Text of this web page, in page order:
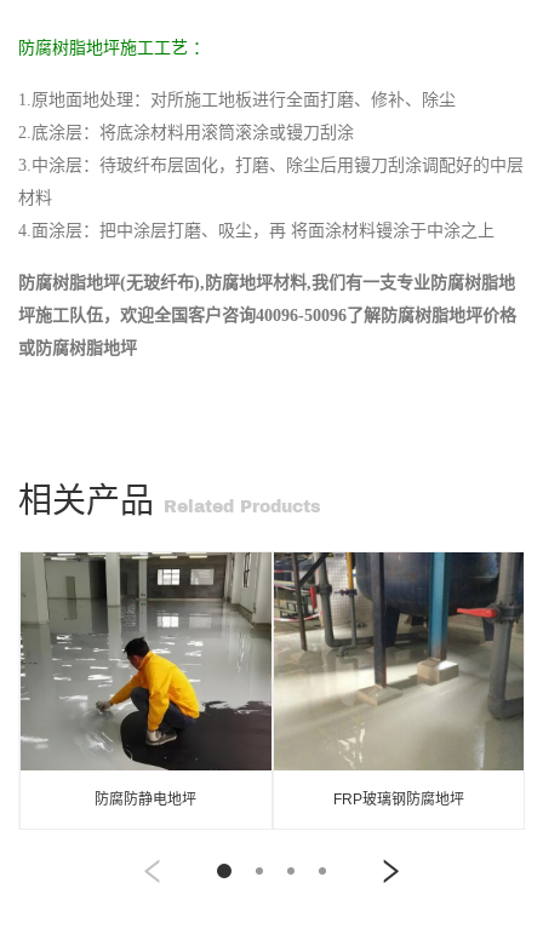
防腐树脂地坪施工工艺 ：
1.原地面地处理：对所施工地板进行全面打磨、修补、除尘
2.底涂层：将底涂材料用滚筒滚涂或镘刀刮涂
3.中涂层：待玻纤布层固化，打磨、除尘后用镘刀刮涂调配好的中层
材料
4.面涂层：把中涂层打磨、吸尘，再 将面涂材料镘涂于中涂之上
防腐树脂地坪(无玻纤布),防腐地坪材料,我们有一支专业防腐树脂地
坪施工队伍，欢迎全国客户咨询40096-50096了解防腐树脂地坪价格
或防腐树脂地坪
相关产品 Related Products
防腐防静电地坪 FRP玻璃钢防腐地坪